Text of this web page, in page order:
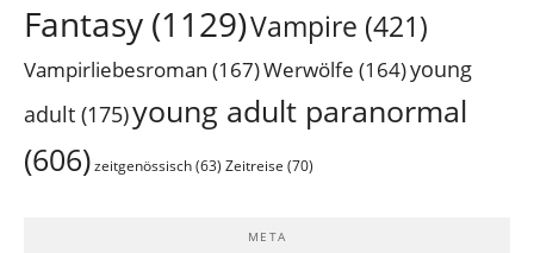
Fantasy (1129)Vampire (421)
Vampirliebesroman (167)Werwölfe (164)young
adult (175)young adult paranormal
(606) zeitgenössisch (63) Zeitreise (70)
META